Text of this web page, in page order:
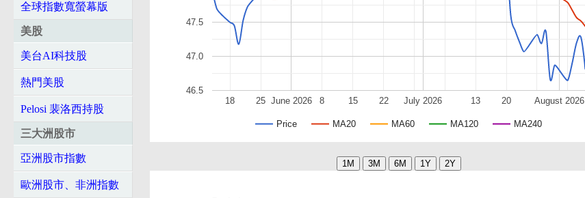
全球指數寬螢幕版
美股
美台AI科技股
熱門美股
Pelosi 裴洛西持股
三大洲股市
亞洲股市指數
歐洲股市、非洲指數
Price MA20 MA60 MA120 MA240
June 2026 July 2026 August 2026
18 25 8 15 22 13 20
46.5
47.0
47.5